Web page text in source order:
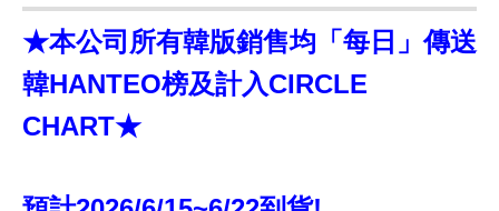
★本公司所有韓版銷售均「每日」傳送
韓HANTEO榜及計入CIRCLE
CHART★